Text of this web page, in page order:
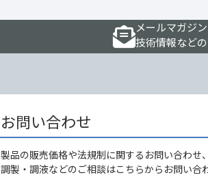
メールマガジ
技術情報など
お問い合わせ
製品の販売価格や法規制に関するお問い合わせ
調製・調液などのご相談はこちらからお問い合